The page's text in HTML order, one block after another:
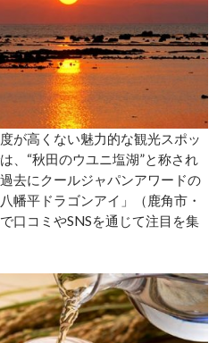
が高くない魅力的な観光スポッ
、“秋田のウユニ塩湖”と称され
去にクールジャパンアワードの
幡平ドラゴンアイ」（鹿角市・
口コミやSNSを通じて注目を集